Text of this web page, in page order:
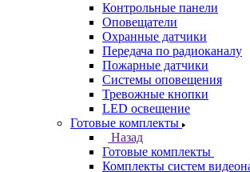
Контрольные панели
Оповещатели
Охранные датчики
Передача по радиоканалу
Пожарные датчики
Системы оповещения
Тревожные кнопки
LED освещение
Готовые комплекты
Назад
Готовые комплекты
Комплекты систем